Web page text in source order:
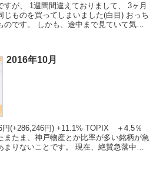
すが、 1週間間違えておりまして、 3ヶ月
じものを買ってしまいました(白目) おっち
のです。 しかも、途中まで見ていて気が
2016年10月
円(+286,246円) +11.1% TOPIX ＋4.5％
またま、神戸物産とか比率が多い銘柄が急
りないことです。 現在、絶賛急落中な